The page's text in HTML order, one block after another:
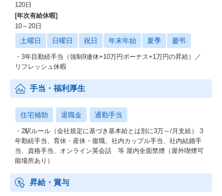
120日
[年次有給休暇]
10～20日
土曜日 日曜日 祝日 年末年始 夏季 慶弔
・3年目勤続手当（強制9連休+10万円ボーナス+1万円の昇給）／
リフレッシュ休暇
手当・福利厚生
住宅補助 退職金 通勤手当
・2駅ルール（会社規定に基づき基本給とは別に3万～/月支給） 3
年勤続手当、育休・産休・復職、社内カップル手当、社内結婚手
当、資格手当、オンライン英会話 等 屋内全面禁煙（屋外喫煙可
能場所あり）
昇給・賞与